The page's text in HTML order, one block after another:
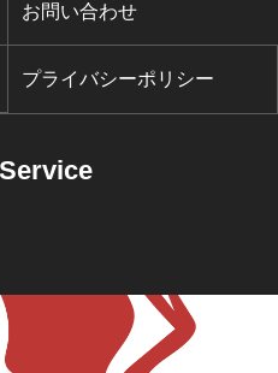
お問い合わせ
プライバシーポリシー